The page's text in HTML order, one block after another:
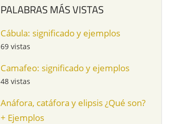
PALABRAS MÁS VISTAS
Cábula: significado y ejemplos
69 vistas
Camafeo: significado y ejemplos
48 vistas
Anáfora, catáfora y elipsis ¿Qué son?
+ Ejemplos